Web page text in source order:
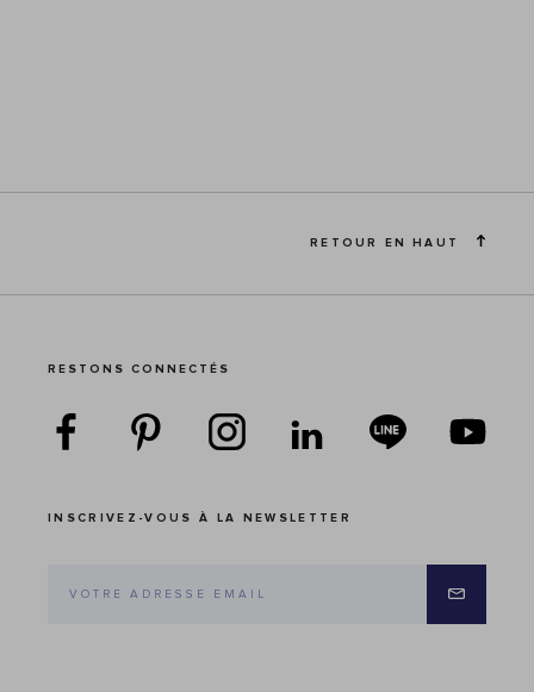
RETOUR EN HAUT
RESTONS CONNECTÉS
INSCRIVEZ-VOUS À LA NEWSLETTER